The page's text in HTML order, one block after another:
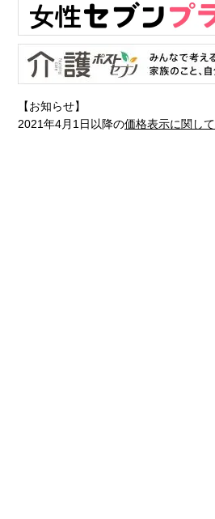
【お知らせ】
2021年4月1日以降の価格表示に関して